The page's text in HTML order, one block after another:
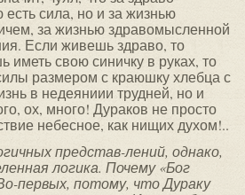
сила, но и за жизнью
за жизнью здравомысленной
Если живешь здраво, то
иметь свою синичку в руках, то
размером с краюшку хлебца с
в недеяниии трудней, но и
ох, много! Дураков не просто
небесное, как нищих духом!..
представ-лений, однако,
логика. Почему «Бог
первых, потому, что Дураку